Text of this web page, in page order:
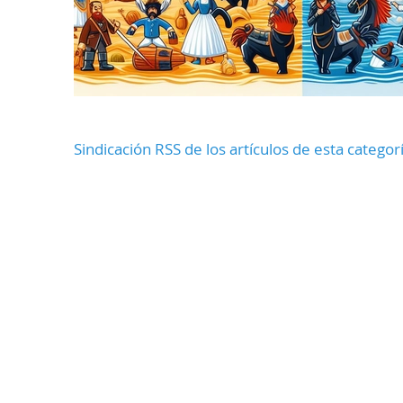
Sindicación RSS de los artículos de esta